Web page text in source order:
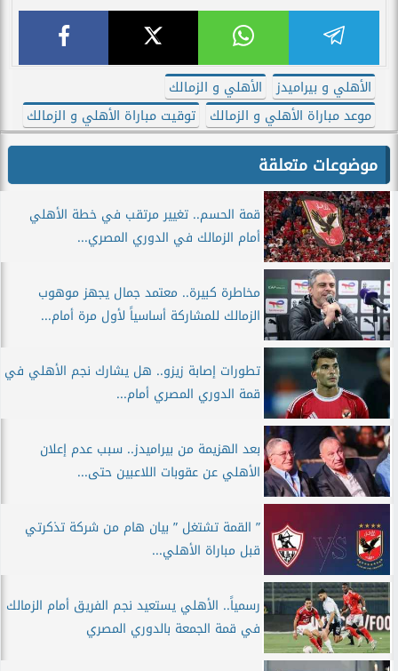
الأهلي و بيراميدز
الأهلي و الزمالك
موعد مباراة الأهلي و الزمالك
توقيت مباراة الأهلي و الزمالك
موضوعات متعلقة
قمة الحسم.. تغيير مرتقب في خطة الأهلي
أمام الزمالك في الدوري المصري...
مخاطرة كبيرة.. معتمد جمال يجهز موهوب
الزمالك للمشاركة أساسياً لأول مرة أمام...
تطورات إصابة زيزو.. هل يشارك نجم الأهلي في
قمة الدوري المصري أمام...
بعد الهزيمة من بيراميدز.. سبب عدم إعلان
الأهلي عن عقوبات اللاعبين حتى...
” القمة تشتغل ” بيان هام من شركة تذكرتي
قبل مباراة الأهلي...
رسمياً.. الأهلي يستعيد نجم الفريق أمام الزمالك
في قمة الجمعة بالدوري المصري